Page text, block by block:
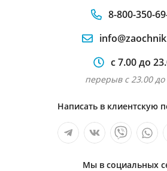
8-800-350-
с 7.00 до
перерыв с 23.00 до
Написать в клиентскую
Мы в социальных